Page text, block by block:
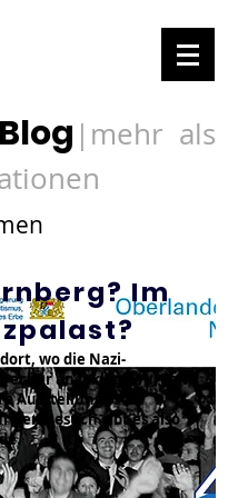
| mehr als
Im
dort, wo die Nazi-
angeklagt wurden,
Ausstellung 1948
den Besuch gibt es also